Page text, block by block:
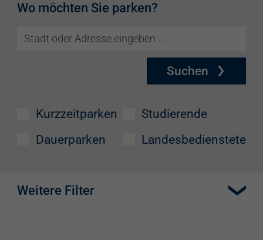
Wo möchten Sie parken?
Suchen
Kurzzeitparken
Dauerparken
Studierende
Landesbedienstete
Weitere Filter